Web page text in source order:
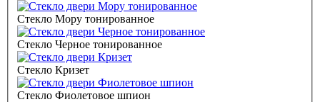
Стекло Мору тонированное
Стекло Черное тонированное
Стекло Кризет
Стекло Фиолетовое шпион